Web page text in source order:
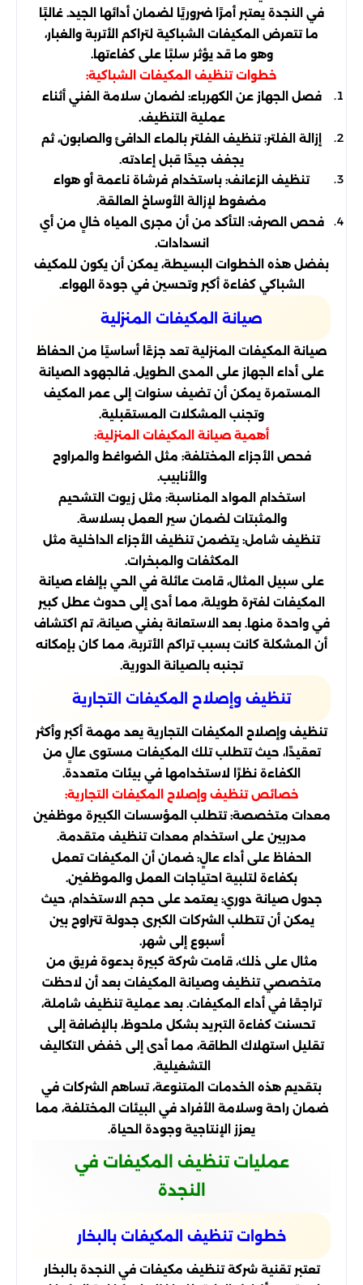
في النجدة يعتبر أمرًا ضروريًا لضمان أدائها الجيد. غالبًا
ما تتعرض المكيفات الشباكية لتراكم الأتربة والغبار،
وهو ما قد يؤثر سلبًا على كفاءتها.
خطوات تنظيف المكيفات الشباكية:
فصل الجهاز عن الكهرباء: لضمان سلامة الفني أثناء
عملية التنظيف.
إزالة الفلتر: تنظيف الفلتر بالماء الدافئ والصابون، ثم
يجفف جيدًا قبل إعادته.
تنظيف الزعانف: باستخدام فرشاة ناعمة أو هواء
مضغوط لإزالة الأوساخ العالقة.
فحص الصرف: التأكد من أن مجرى المياه خالٍ من أي
انسدادات.
بفضل هذه الخطوات البسيطة، يمكن أن يكون للمكيف
الشباكي كفاءة أكبر وتحسين في جودة الهواء.
صيانة المكيفات المنزلية
صيانة المكيفات المنزلية تعد جزءًا أساسيًا من الحفاظ
على أداء الجهاز على المدى الطويل. فالجهود الصيانة
المستمرة يمكن أن تضيف سنوات إلى عمر المكيف
وتجنب المشكلات المستقبلية.
أهمية صيانة المكيفات المنزلية:
فحص الأجزاء المختلفة: مثل الضواغط والمراوح
والأنابيب.
استخدام المواد المناسبة: مثل زيوت التشحيم
والمثبتات لضمان سير العمل بسلاسة.
تنظيف شامل: يتضمن تنظيف الأجزاء الداخلية مثل
المكثفات والمبخرات.
على سبيل المثال، قامت عائلة في الحي بإلغاء صيانة
المكيفات لفترة طويلة، مما أدى إلى حدوث عطل كبير
في واحدة منها. بعد الاستعانة بفني صيانة، تم اكتشاف
أن المشكلة كانت بسبب تراكم الأتربة، مما كان بإمكانه
تجنبه بالصيانة الدورية.
تنظيف وإصلاح المكيفات التجارية
تنظيف وإصلاح المكيفات التجارية يعد مهمة أكبر وأكثر
تعقيدًا، حيث تتطلب تلك المكيفات مستوى عالٍ من
الكفاءة نظرًا لاستخدامها في بيئات متعددة.
خصائص تنظيف وإصلاح المكيفات التجارية:
معدات متخصصة: تتطلب المؤسسات الكبيرة موظفين
مدربين على استخدام معدات تنظيف متقدمة.
الحفاظ على أداء عالٍ: ضمان أن المكيفات تعمل
بكفاءة لتلبية احتياجات العمل والموظفين.
جدول صيانة دوري: يعتمد على حجم الاستخدام، حيث
يمكن أن تتطلب الشركات الكبرى جدولة تتراوح بين
أسبوع إلى شهر.
مثال على ذلك، قامت شركة كبيرة بدعوة فريق من
متخصصي تنظيف وصيانة المكيفات بعد أن لاحظت
تراجعًا في أداء المكيفات. بعد عملية تنظيف شاملة،
تحسنت كفاءة التبريد بشكل ملحوظ، بالإضافة إلى
تقليل استهلاك الطاقة، مما أدى إلى خفض التكاليف
التشغيلية.
بتقديم هذه الخدمات المتنوعة، تساهم الشركات في
ضمان راحة وسلامة الأفراد في البيئات المختلفة، مما
يعزز الإنتاجية وجودة الحياة.
عمليات تنظيف المكيفات في
النجدة
خطوات تنظيف المكيفات بالبخار
تعتبر تقنية شركة تنظيف مكيفات في النجدة بالبخار